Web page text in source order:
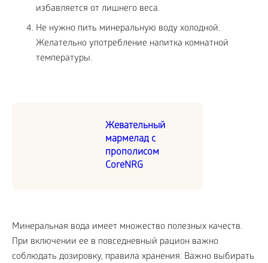
избавляется от лишнего веса.
Не нужно пить минеральную воду холодной.
Желательно употребление напитка комнатной
температуры.
Жевательный
мармелад с
прополисом
CoreNRG
Минеральная вода имеет множество полезных качеств.
При включении ее в повседневный рацион важно
соблюдать дозировку, правила хранения. Важно выбирать